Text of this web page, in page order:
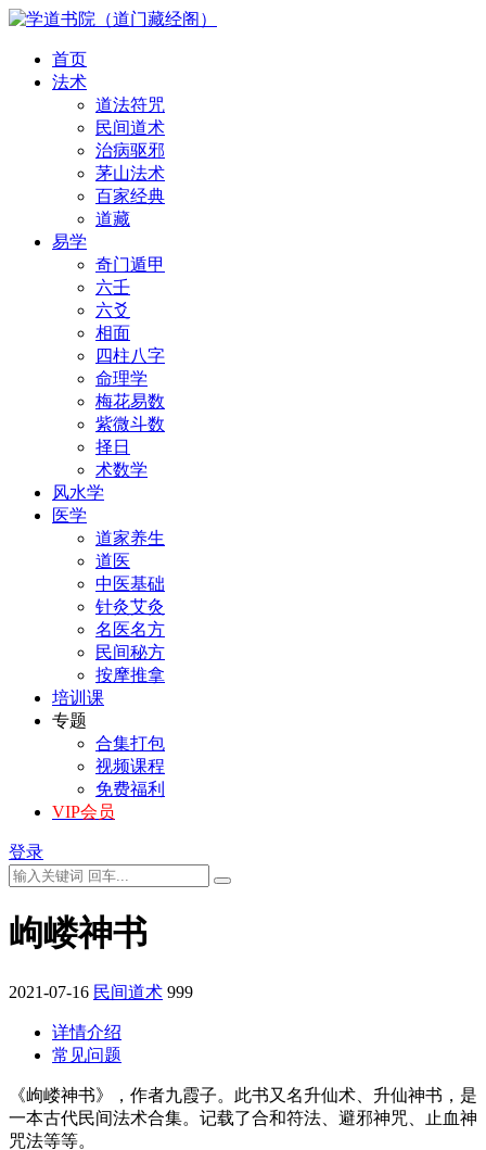
首页
法术
道法符咒
民间道术
治病驱邪
茅山法术
百家经典
道藏
易学
奇门遁甲
六壬
六爻
相面
四柱八字
命理学
梅花易数
紫微斗数
择日
术数学
风水学
医学
道家养生
道医
中医基础
针灸艾灸
名医名方
民间秘方
按摩推拿
培训课
专题
合集打包
视频课程
免费福利
VIP会员
登录
岣嵝神书
2021-07-16 民间道术 999
详情介绍
常见问题
《岣嵝神书》，作者九霞子。此书又名升仙术、升仙神书，是
一本古代民间法术合集。记载了合和符法、避邪神咒、止血神
咒法等等。